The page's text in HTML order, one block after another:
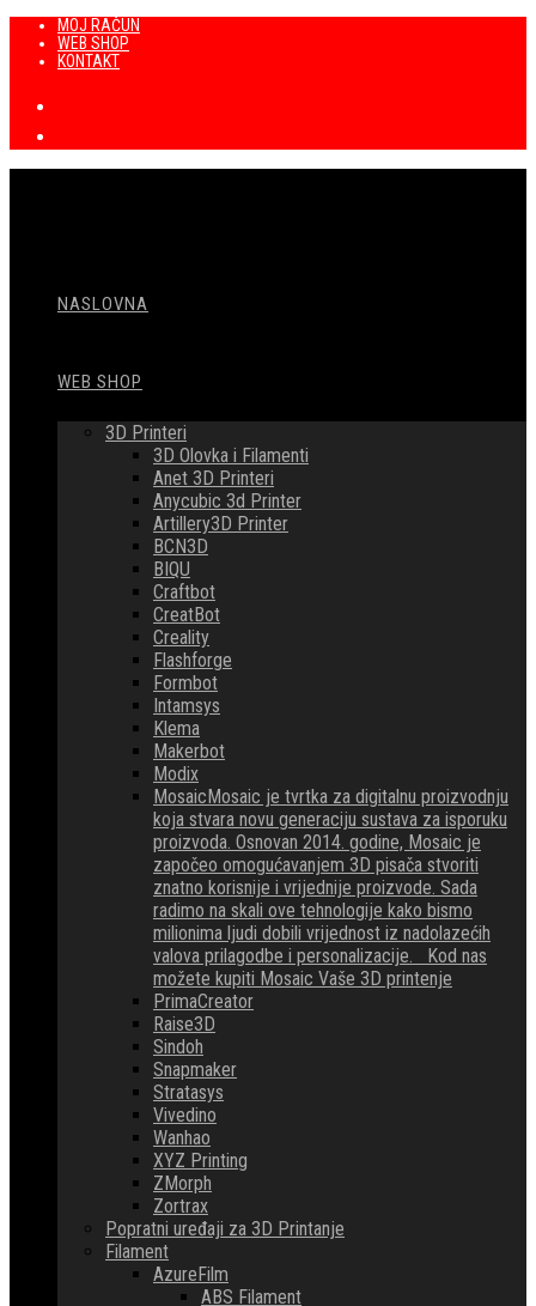
Preskoči
sadržaj
MOJ RAČUN
WEB SHOP
KONTAKT
NASLOVNA
WEB SHOP
3D Printeri
3D Olovka i Filamenti
Anet 3D Printeri
Anycubic 3d Printer
Artillery3D Printer
BCN3D
BIQU
Craftbot
CreatBot
Creality
Flashforge
Formbot
Intamsys
Klema
Makerbot
Modix
MosaicMosaic je tvrtka za digitalnu proizvodnju
koja stvara novu generaciju sustava za isporuku
proizvoda. Osnovan 2014. godine, Mosaic je
započeo omogućavanjem 3D pisača stvoriti
znatno korisnije i vrijednije proizvode. Sada
radimo na skali ove tehnologije kako bismo
milionima ljudi dobili vrijednost iz nadolazećih
valova prilagodbe i personalizacije. Kod nas
možete kupiti Mosaic Vaše 3D printenje
PrimaCreator
Raise3D
Sindoh
Snapmaker
Stratasys
Vivedino
Wanhao
XYZ Printing
ZMorph
Zortrax
Popratni uređaji za 3D Printanje
Filament
AzureFilm
ABS Filament